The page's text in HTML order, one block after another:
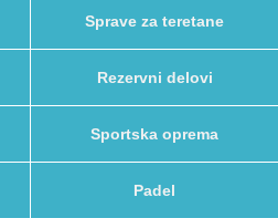
Sprave za teretane
Rezervni delovi
Sportska oprema
Padel